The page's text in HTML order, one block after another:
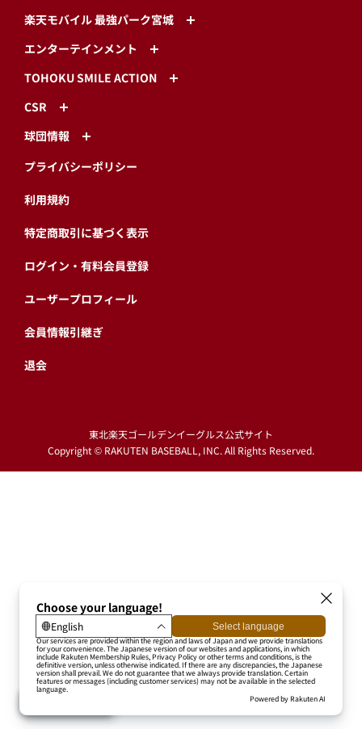
楽天モバイル 最強パーク宮城
エンターテインメント
TOHOKU SMILE ACTION
CSR
球団情報
プライバシーポリシー
利用規約
特定商取引に基づく表示
ログイン・有料会員登録
ユーザープロフィール
会員情報引継ぎ
退会
東北楽天ゴールデンイーグルス公式サイト
Copyright © RAKUTEN BASEBALL, INC. All Rights Reserved.